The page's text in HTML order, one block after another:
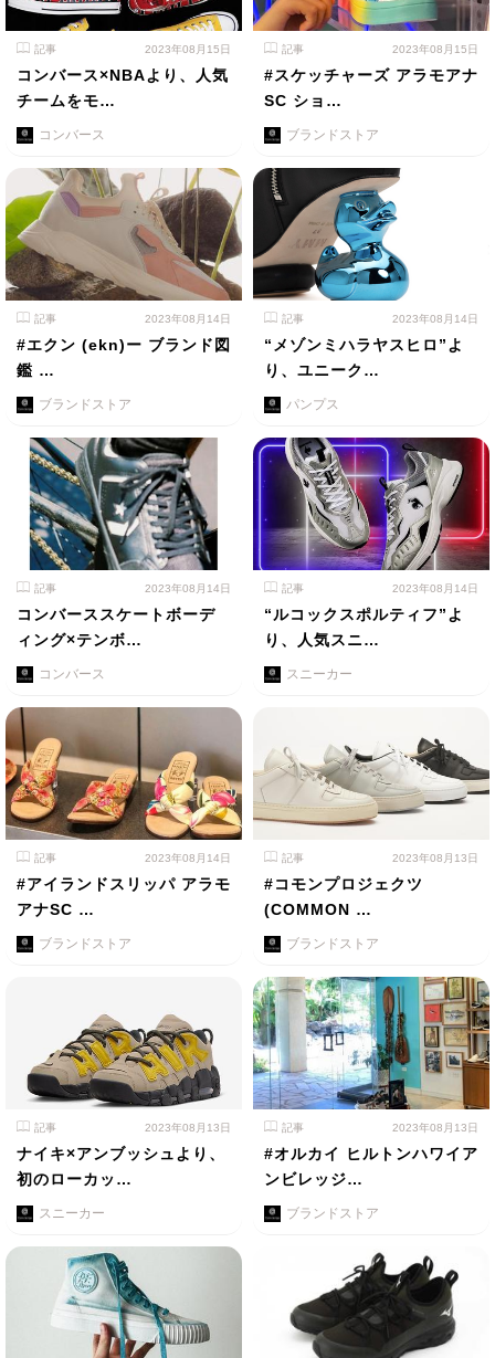
記事 2023年08月15日
コンバース×NBAより、人気
チームをモ…
コンバース
記事 2023年08月15日
#スケッチャーズ アラモアナ
SC ショ…
ブランドストア
記事 2023年08月14日
#エクン (ekn)ー ブランド図
鑑 …
ブランドストア
記事 2023年08月14日
“メゾンミハラヤスヒロ”よ
り、ユニーク…
パンプス
記事 2023年08月14日
コンバーススケートボーデ
ィング×テンボ…
コンバース
記事 2023年08月14日
“ルコックスポルティフ”よ
り、人気スニ…
スニーカー
記事 2023年08月14日
#アイランドスリッパ アラモ
アナSC …
ブランドストア
記事 2023年08月13日
#コモンプロジェクツ
(COMMON …
ブランドストア
記事 2023年08月13日
ナイキ×アンブッシュより、
初のローカッ…
スニーカー
記事 2023年08月13日
#オルカイ ヒルトンハワイア
ンビレッジ…
ブランドストア